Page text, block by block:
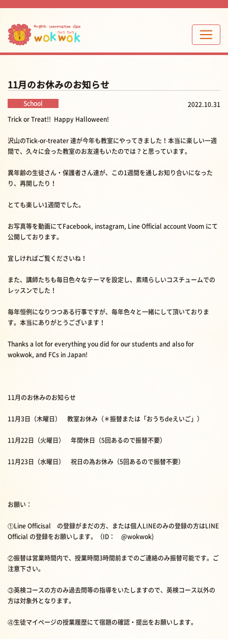
11月のお休みのお知らせ
School 2022.10.31
Trick or Treat!! Happy Halloween!
沢山のTick-or-treater 達が今年も教室にやってきました！本当に楽しい一週
間で、久々に会った教室のお友達もいたのでは？と思っています。
異年齢の生徒さん・保護者さん達が、この1週間を通しお知り合いになった
り、再開したり！
とても楽しい1週間でした。
お写真等を動画にてFacebook, instagram, Line Official account Voom にて
公開しております。
宜しければご覧くださいね！
また、講師たちも毎日色々なテーマを設定し、素晴らしいコスチュームでの
レッスンでした！
毎年恒例になりつつある行事ですが、毎年色々と一緒にして頂いておりま
す。本当にありがとうございます！
Thanks a lot for everything you did for our students and also for
wokwok, and FCs in Japan!
11月のお休みのお知らせ
11月3日（木曜日） 教室お休み（＊振替または「おうちdeえいご」）
11月22日（火曜日） 年間休日（5回あるので振替不要）
11月23日（水曜日） 祝日の為お休み（5回あるので振替不要）
お願い：
①Line Officisal の登録がまだの方、または個人LINEのみの登録の方はLINE
Official の登録をお願いします。（ID： @wokwok)
②振替は営業時間内で、授業時間3時間前までのご連絡のみ振替可能です。ご
注意下さい。
③英検コースの方のみ過去問等の指導をいたしますので、英検コース以外の
方は対象外となります。
④生徒マイページの授業履歴にて宿題の確認・提出をお願いします。